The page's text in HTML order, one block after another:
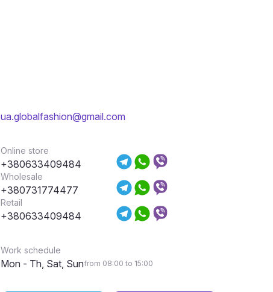
ua.globalfashion@gmail.com
Online store
+380633409484
Wholesale
+380731774477
Retail
+380633409484
Work schedule
Mon - Th, Sat, Sunfrom 08:00 to 15:00